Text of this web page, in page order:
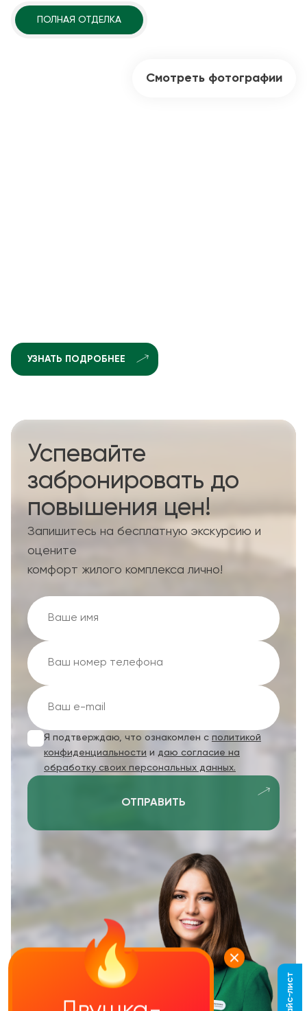
ПОЛНАЯ ОТДЕЛКА
Смотреть фотографии
УЗНАТЬ ПОДРОБНЕЕ
Успевайте
забронировать до
повышения цен!
Запишитесь на бесплатную экскурсию и
оцените
комфорт жилого комплекса лично!
Я подтверждаю, что ознакомлен с политикой
конфиденциальности и даю согласие на
обработку своих персональных данных.
ОТПРАВИТЬ